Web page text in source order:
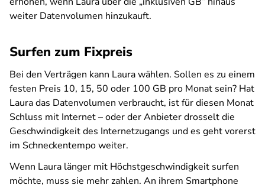
weiter Datenvolumen hinzukauft.
Surfen zum Fixpreis
Bei den Verträgen kann Laura wählen. Sollen es zu einem
festen Preis 10, 15, 50 oder 100 GB pro Monat sein? Hat
Laura das Datenvolumen verbraucht, ist für diesen Monat
Schluss mit Internet – oder der Anbieter drosselt die
Geschwindigkeit des Internetzugangs und es geht vorerst
im Schneckentempo weiter.
Wenn Laura länger mit Höchstgeschwindigkeit surfen
möchte, muss sie mehr zahlen. An ihrem Smartphone